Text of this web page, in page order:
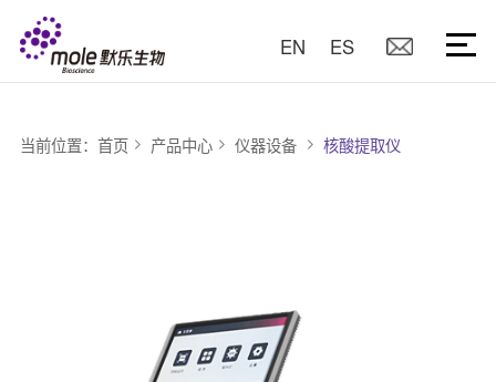
EN ES
当前位置： 首页 产品中心 仪器设备 核酸提取仪